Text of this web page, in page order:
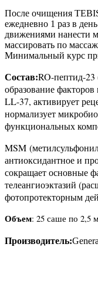
После очищения
ежедневно 1 раз в
движениями нанести
массировать по
Минимальный курс
Состав:RO-пептид-23
образование
LL-37, активирует
нормализует
функциональных
MSM
антиоксидантное и
сокращает основные
телеангиоэктазий
фотопротекторным
Объем: 25 саше по 2,5
Производитель: